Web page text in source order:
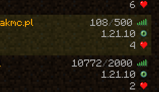
6
108/ 500
1.21.10
4
10772/ 2000
1.21.10
2